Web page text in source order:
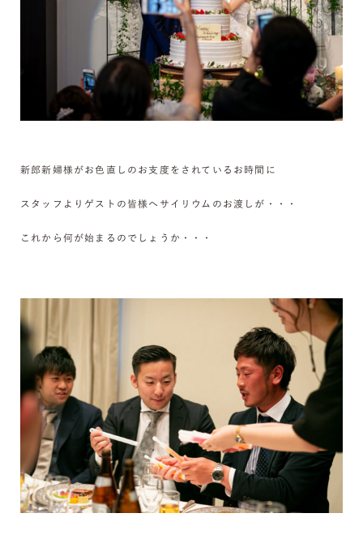
新郎新婦様がお色直しのお支度をされているお時間に
スタッフよりゲストの皆様へサイリウムのお渡しが・・・
これから何が始まるのでしょうか・・・